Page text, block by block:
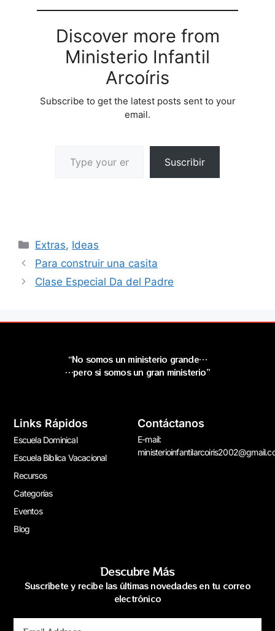
Discover more from
Ministerio Infantil
Arcoíris
Subscribe to get the latest posts sent to your
email.
Suscribir
Extras, Ideas
Para construir una casita
Clase Especial Da del Padre
“No somos un ministerio grande…
…pero si somos un gran ministerio”
Links Rápidos
Escuela Dominical
Escuela Bíblica Vacacional
Recursos
Categorías
Eventos
Blog
Contáctanos
E-mail:
Descubre Más
Suscríbete y recibe las últimas novedades en tu correo
electrónico